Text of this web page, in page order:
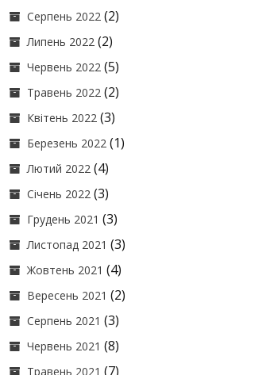
Серпень 2022 (2)
Липень 2022 (2)
Червень 2022 (5)
Травень 2022 (2)
Квітень 2022 (3)
Березень 2022 (1)
Лютий 2022 (4)
Січень 2022 (3)
Грудень 2021 (3)
Листопад 2021 (3)
Жовтень 2021 (4)
Вересень 2021 (2)
Серпень 2021 (3)
Червень 2021 (8)
Травень 2021 (7)